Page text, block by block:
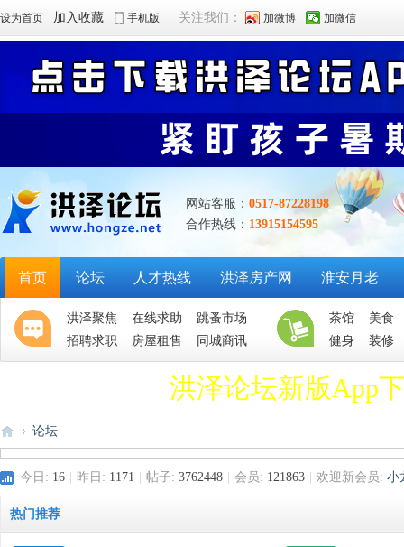
设为首页 加入收藏 手机版 关注我们： 加微博 加微信
网站客服： 0517-87228198
合作热线： 13915154595
首页 论坛 人才热线 洪泽房产网 淮安月老
洪泽聚焦 在线求助
跳蚤市场
招聘求职
房屋租售 同城商讯
茶馆
美食
健身
装修
洪泽论坛新版App
洪»
论坛
今日: 16 昨日: 1171 帖子: 3762448 会员: 121863 欢迎新会员: 小
热门推荐